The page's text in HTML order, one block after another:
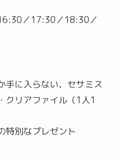
／17:30／18:30／
手に入らない、セサミス
クリアファイル（1人1
特別なプレゼント